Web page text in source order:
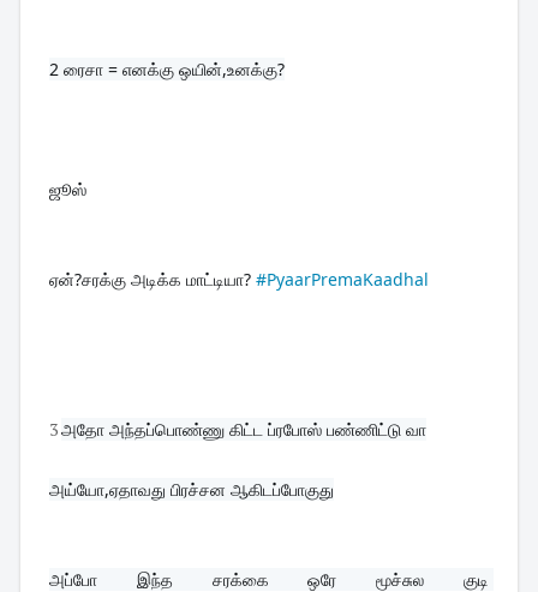
2 ரைசா = எனக்கு ஒயின்,உனக்கு?
ஜூஸ்
ஏன்?சரக்கு அடிக்க மாட்டியா? #PyaarPremaKaadhal
3அதோ அந்தப்பொண்ணு கிட்ட ப்ரபோஸ் பண்ணிட்டு வா
அய்யோ,ஏதாவது பிரச்சன ஆகிடப்போகுது